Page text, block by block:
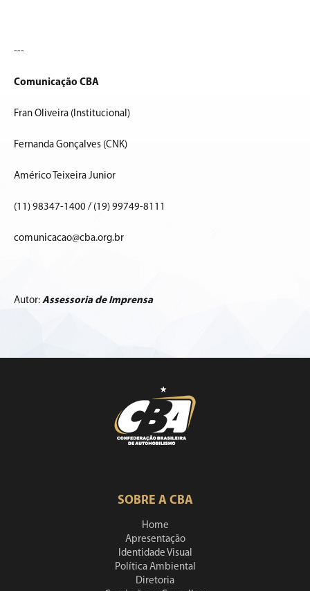
---
Comunicação CBA
Fran Oliveira (Institucional)
Fernanda Gonçalves (CNK)
Américo Teixeira Junior
(11) 98347-1400 / (19) 99749-8111
comunicacao@cba.org.br
Autor: Assessoria de Imprensa
SOBRE A CBA
Home
Apresentação
Identidade Visual
Política Ambiental
Diretoria